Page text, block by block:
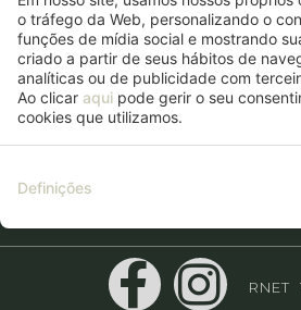
RNET
o tráfego da Web, personalizando o
funções de mídia social e mostrando
criado a partir de seus hábitos de
analíticas ou de publicidade com
Ao clicar aqui pode gerir o seu
cookies que utilizamos.
Definições